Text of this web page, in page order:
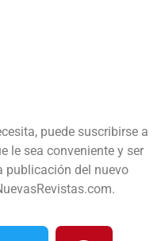
puede suscribirse a
le sea conveniente y ser
publicación del nuevo